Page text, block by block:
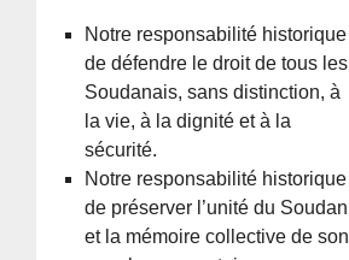
Notre responsabilité historique
de défendre le droit de tous les
Soudanais, sans distinction, à
la vie, à la dignité et à la
sécurité.
Notre responsabilité historique
de préserver l’unité du Soudan
et la mémoire collective de son